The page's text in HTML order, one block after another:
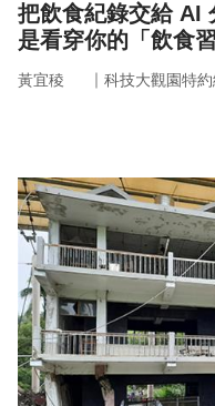
把飲食紀錄交給 AI
是看穿你的「飲食習
黃宜稜 ｜ 科技大觀園特